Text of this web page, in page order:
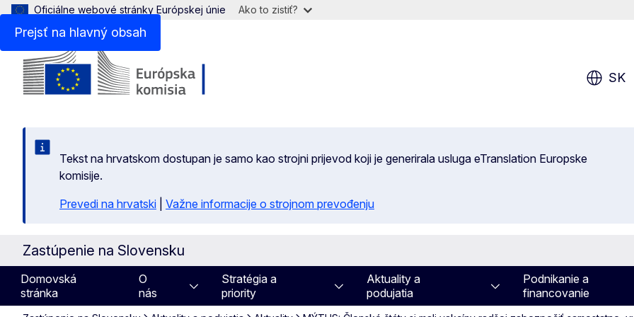
Prejsť na hlavný obsah
Oficiálne webové stránky Európskej únie Ako to zistiť?
SK
Tekst na hrvatskom dostupan je samo kao strojni prijevod koji je generirala usluga eTranslation Europske
komisije.
Prevedi na hrvatski
Važne informacije o strojnom prevođenju
Zastúpenie na Slovensku
Domovská
stránka
O
nás
Stratégia a
priority
Aktuality a
podujatia
Podnikanie a
financovanie